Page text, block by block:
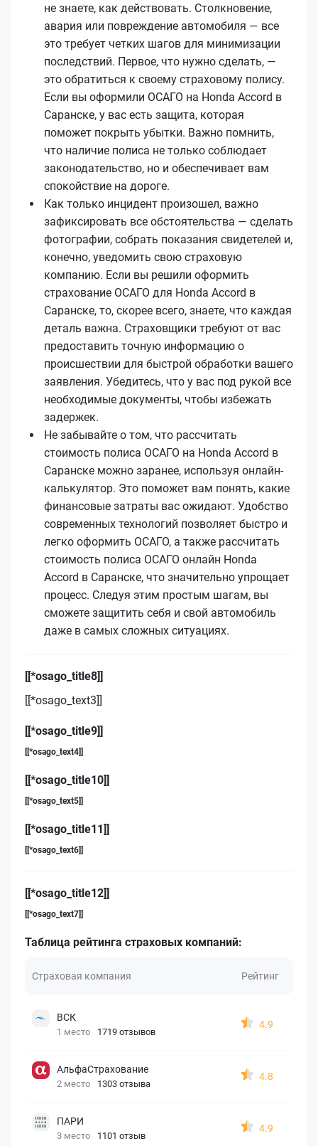
не знаете, как действовать. Столкновение,
авария или повреждение автомобиля — все
это требует четких шагов для минимизации
последствий. Первое, что нужно сделать, —
это обратиться к своему страховому полису.
Если вы оформили ОСАГО на Honda Accord в
Саранске, у вас есть защита, которая
поможет покрыть убытки. Важно помнить,
что наличие полиса не только соблюдает
законодательство, но и обеспечивает вам
спокойствие на дороге.
Как только инцидент произошел, важно
зафиксировать все обстоятельства — сделать
фотографии, собрать показания свидетелей и,
конечно, уведомить свою страховую
компанию. Если вы решили оформить
страхование ОСАГО для Honda Accord в
Саранске, то, скорее всего, знаете, что каждая
деталь важна. Страховщики требуют от вас
предоставить точную информацию о
происшествии для быстрой обработки вашего
заявления. Убедитесь, что у вас под рукой все
необходимые документы, чтобы избежать
задержек.
Не забывайте о том, что рассчитать
стоимость полиса ОСАГО на Honda Accord в
Саранске можно заранее, используя онлайн-
калькулятор. Это поможет вам понять, какие
финансовые затраты вас ожидают. Удобство
современных технологий позволяет быстро и
легко оформить ОСАГО, а также рассчитать
стоимость полиса ОСАГО онлайн Honda
Accord в Саранске, что значительно упрощает
процесс. Следуя этим простым шагам, вы
сможете защитить себя и свой автомобиль
даже в самых сложных ситуациях.
[[*osago_title8]]
[[*osago_text3]]
[[*osago_title9]]
[[*osago_text4]]
[[*osago_title10]]
[[*osago_text5]]
[[*osago_title11]]
[[*osago_text6]]
[[*osago_title12]]
[[*osago_text7]]
Таблица рейтинга страховых компаний:
Страховая компания Рейтинг
ВСК
1 место 1719 отзывов
4.9
АльфаСтрахование
2 место 1303 отзыва
4.8
ПАРИ
3 место 1101 отзыв
4.9